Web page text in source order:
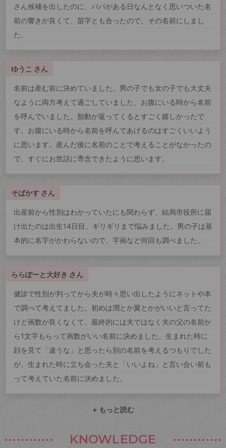
さん候補を出したのに、パパがある日なんとなく思いついた名
前の響きが良くて、苗字とも合ったので、その名前にしまし
た。
ゆうこ さん
名前は産む前に決めていました。男の子でも女の子でも大丈夫
なように両方考えて過ごしていました。お腹にいる時から名前
を呼んでいました。胎動が返ってくるとすごく嬉しかったで
す。お腹にいる時から名前を呼んであげるのはすごくいいよう
に思います。産んだ後に名前のことで考えることがなかったの
で、すぐにお世話に専念できたように思います。
そばかす さん
出産前から性別はわかっていたにも関わらず、結局市役所に届
け出たのは出生14日目。ギリギリまで悩みました。男の子は基
本的に名字がかわらないので、字画など何回も調べました。
ららぽーと大好き さん
健診で性別が判ってから夫が時々思い出したようにネットや本
で調べて考えてました。初めは潤とか翼とかがいいと言ってた
けど画数が良くなくて、最終的には夫ではなく夫の父の名前か
ら1文字もらって画数がいい名前に決めました。生まれた時に
顔を見て「違うな」と思ったら別の名前を考えるつもりでした
が、生まれた時に立ち会った夫と「いいよね」と言い合い前も
って考えていた名前に決めました。
+ もっと読む
KNOWLEDGE